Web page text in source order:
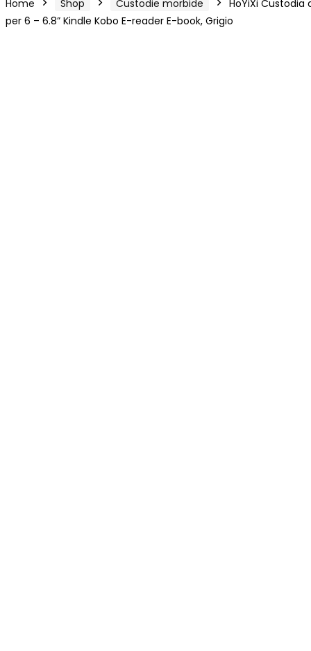
Home Shop Custodie morbide
HoYiXi Custodia
per 6 – 6.8” Kindle Kobo E-reader E-book, Grigio